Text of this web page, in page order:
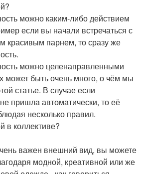
можно каким-либо действием
если вы начали встречаться с
красивым парнем, то сразу же
можно целенаправленными
может быть очень много, о чём мы
статье. В случае если
пришла автоматически, то её
несколько правил.
в коллективе?
важен внешний вид, вы можете
модной, креативной или же